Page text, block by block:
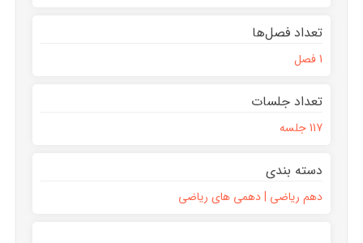
تعداد فصل‌ها
1 فصل
تعداد جلسات
117 جلسه
دسته بندی
دهم ریاضی | دهمی های ریاضی